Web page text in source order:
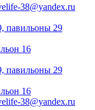
38@yandex.ru
павильоны 29
16
павильоны 29
16
38@yandex.ru